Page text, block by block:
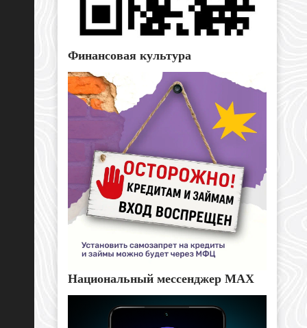
Финансовая культура
Национальный мессенджер MAX